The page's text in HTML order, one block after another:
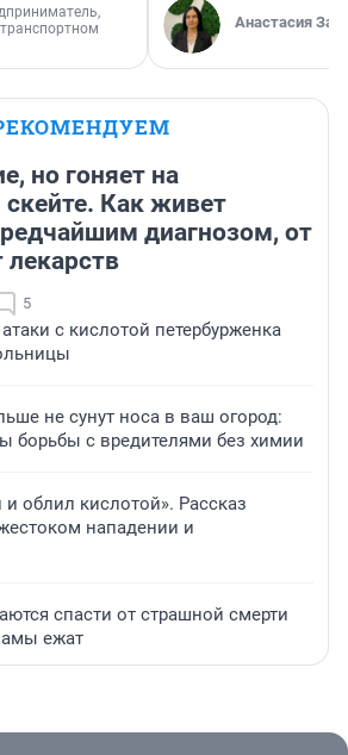
Анастасия
но гоняет на
Как живет
диагнозом, от
лекарств
5
с кислотой петербурженка
не сунут носа в ваш огород:
борьбы с вредителями без химии
и облил кислотой». Рассказ
нападении и
спасти от страшной смерти
ежат